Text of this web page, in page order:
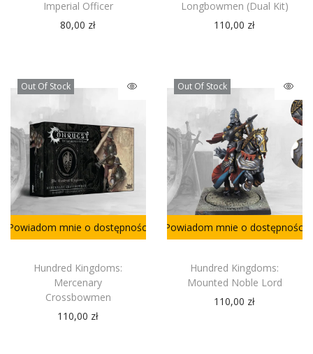
Imperial Officer
80,00 zł
Longbowmen (Dual Kit)
110,00 zł
Out Of Stock
Powiadom mnie o dostępności
Hundred Kingdoms:
Mercenary
Crossbowmen
110,00 zł
Out Of Stock
Powiadom mnie o dostępności
Hundred Kingdoms:
Mounted Noble Lord
110,00 zł